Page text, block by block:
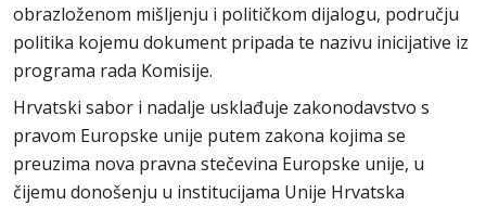
obrazloženom mišljenju i političkom dijalogu, području
politika kojemu dokument pripada te nazivu inicijative iz
programa rada Komisije.
Hrvatski sabor i nadalje usklađuje zakonodavstvo s
pravom Europske unije putem zakona kojima se
preuzima nova pravna stečevina Europske unije, u
čijemu donošenju u institucijama Unije Hrvatska